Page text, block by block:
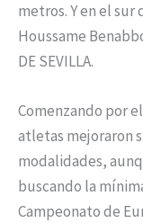
metros. Y en el
Houssame
DE SEVILLA.
Comenzando por
atletas mejoraron
modalidades,
buscando la
Campeonato de